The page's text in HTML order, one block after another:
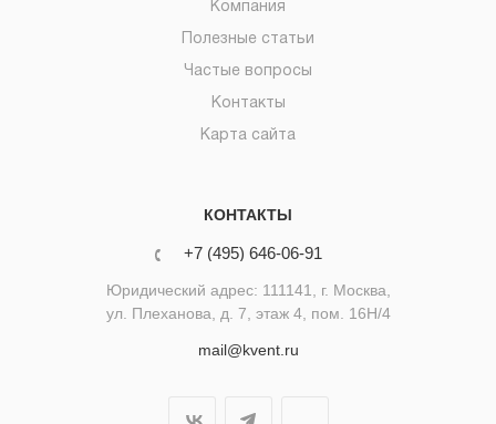
Компания
Полезные статьи
Частые вопросы
Контакты
Карта сайта
КОНТАКТЫ
+7 (495) 646-06-91
Юридический адрес: 111141, г. Москва,
ул. Плеханова, д. 7, этаж 4, пом. 16Н/4
mail@kvent.ru